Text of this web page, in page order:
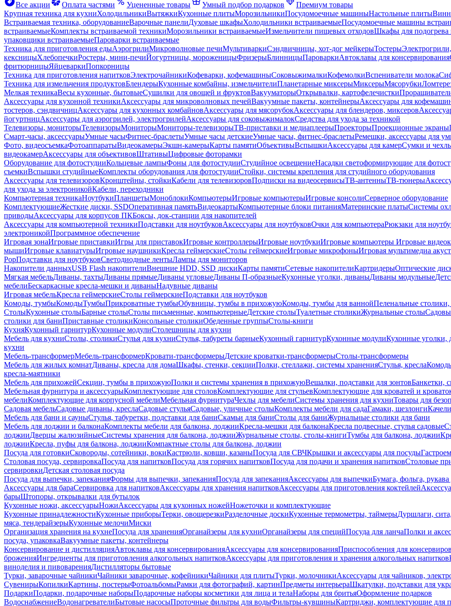
Все акции
Оплата частями Уцененные товары Умный подбор подарков
Премиум товары
Крупная техника для кухниХолодильникиВытяжкиКухонные плитыМорозильникиПосудомоечные машиныНастольные плиты
Встраиваемая техника, оборудованиеВарочные панелиДуховые шкафыХолодильники встраиваемыеПосудомоечные машины
встраиваемыеКомплекты встраиваемой техникиМорозильники встраиваемыеИзмельчители пищевых отходовШкафы для подогрева
упаковщики встраиваемыеПароварки встраиваемые
Техника для приготовления едыАэрогрилиМикроволновые печиМультиваркиСэндвичницы, хот-дог мейкерыТостеры
кексницыХлебопечкиРостеры, мини-печиЙогуртницы, мороженицыФризерыБлинницыПароваркиАвтоклавы для консервирования
фритюрницыЯйцеваркиПопкорницы
Техника для приготовления напитковЭлектрочайникиКофеварки, кофемашиныСоковыжималкиКофемолкиВспениватели молока
Техника для измельчения продуктовБлендерыКухонные комбайны, измельчителиПланетарные миксерыМиксерыМясорубки
Мелкая техникаВесы кухонные, бытовыеСушилки для овощей и фруктовВакууматорыОткрывалки, картофелечистки
Аксессуары для кухонной техникиАксессуары для микроволновых печейВакуумные пакеты, контейнерыАксессуары для
тостеров, сэндвичницАксессуары для кухонных комбайновАксессуары для мясорубокАксессуары для блендеров, миксеров
йогуртницАксессуары для аэрогрилей, электрогрилейАксессуары для соковыжималокСредства для ухода за техникой
Телевизоры, мониторыТелевизорыМониторыМониторы-телевизорыТВ-приставки и медиаплеерыПроекторыПроекционные экраны
Смарт-часы, аксессуарыУмные часыФитнес-браслетыУмные часы детскиеУмные часы, фитнес-браслетыРемешки, аксессуары для
Фото, видеосъемкаФотоаппаратыВидеокамерыЭкшн-камерыКарты памятиОбъективыВспышкиАксессуары для камерСумки и
видеокамерАксессуары для объективовШтативыЦифровые фоторамки
Оборудование для фотостудииКольцевые лампыФоны для фотостудииСтудийное освещениеНасадки светоформирующие для
съемкиВспышки студийныеКомплекты оборудования для фотостудииСтойки, системы крепления для студийного оборудования
Аксессуары для телевизоровКронштейны, стойкиКабели для телевизоровПодписки на видеосервисыТВ-антенныТВ-тюнеры
для ухода за электроникойКабели, переходники
Компьютерная техникаНоутбукиПланшетыМоноблокиКомпьютерыИгровые компьютерыИгровые консолиСерверное оборудование
КомплектующиеЖесткие диски, SSDОперативная памятьВидеокартыКомпьютерные блоки питанияМатеринские платыСистемы
приводыАксессуары для корпусов ПКБоксы, док-станции для накопителей
Аксессуары для компьютерной техникиПодставки для ноутбуковАксессуары для ноутбуковОчки для компьютераРюкзаки для
электроникойПрограммное обеспечение
Игровая зонаИгровые приставкиИгры для приставокИгровые контроллерыИгровые ноутбукиИгровые компьютеры Игровые
мышиИгровые клавиатурыИгровые наушникиКресла геймерскиеСтолы геймерскиеИгровые микрофоныИгровая мультимедиа
PopПодставки для ноутбуковСветодиодные лентыЛампы для мониторов
Накопители данныхUSB Flash накопителиВнешние HDD, SSD дискиКарты памятиСетевые накопителиКартридерыОптические
Мягкая мебельДиваны, тахтыДиваны прямыеДиваны угловыеДиваны П-образныеКухонные уголки, диваныДиваны модульные
мебелиБескаркасные кресла-мешки и диваныНадувные диваны
Игровая мебельКресла геймерскиеСтолы геймерскиеПодставки для ноутбуков
Комоды, тумбыКомодыТумбыПрикроватные тумбыОбувницы, тумбы в прихожуюКомоды, тумбы для ваннойПеленальные
СтолыКухонные столыБарные столыСтолы письменные, компьютерныеДетские столыТуалетные столикиЖурнальные столы
столики для баниПриставные столикиКонсольные столикиОбеденные группыСтолы-книги
КухняКухонный гарнитурКухонные модулиСтолешницы для кухни
Мебель для кухниСтолы, столикиСтулья для кухниСтулья, табуреты барныеКухонный гарнитурКухонные модулиКухонные уголки,
кухни
Мебель-трансформерМебель-трансформерКровати-трансформерыДетские кроватки-трансформерыСтолы-трансформеры
Мебель для жилых комнатДиваны, кресла для домаШкафы, стенки, секцииПолки, стеллажи, системы храненияСтулья, кресла
кресла-маятники
Мебель для прихожейСекции, тумбы в прихожуюПолки и системы хранения в прихожуюВешалки, подставки для зонтовБанкетки,
Мебельная фурнитура и аксессуарыКомплектующие для столовКомплектующие для стульевКомплектующие для кроватей и
мебелиКомплектующие для корпусной мебелиМебельная фурнитураЧехлы для мебелиСистемы хранения для кухниТовары для
Садовая мебельСадовые диваны, креслаСадовые стульяСадовые, уличные столыКомплекты мебели для садаГамаки, шезлонги
Мебель для бани и сауныСтулья, табуретки, подставки для баниСкамьи для баниСтолы для баниЖурнальные столики для бани
Мебель для лоджии и балконаКомплекты мебели для балкона, лоджииКресла-мешки для балконаКресла подвесные, стулья садовые
лоджииДверцы жалюзийныеСистемы хранения для балкона, лоджииЖурнальные столы, столы-книгиТумбы для балкона, лоджии
лоджииКресла, пуфы для балкона, лоджииКомпактные столы для балкона, лоджии
Посуда для готовкиСковороды, сотейники, вокиКастрюли, ковши, казаныПосуда для СВЧКрышки и аксессуары для посуды
Столовая посуда, сервировкаПосуда для напитковПосуда для горячих напитковПосуда для подачи и хранения напитковСтоловые
сервировкиДетская столовая посуда
Посуда для выпечки, запеканияФормы для выпечки, запеканияПосуда для запеканияАксессуары для выпечкиБумага, фольга,
Аксессуары для бараСервировка для напитковАксессуары для хранения напитковАксессуары для приготовления коктейлей
барыШтопоры, открывалки для бутылок
Кухонные ножи, аксессуарыНожиАксессуары для кухонных ножейНожеточки и комплектующие
Кухонные принадлежностиКухонные приборыТерки, овощерезкиРазделочные доскиКухонные термометры, таймерыДуршлаги,
мяса, тендерайзерыКухонные мелочиМиски
Организация хранения на кухнеПосуда для храненияОрганайзеры для кухниОрганайзеры для специйПосуда для ланчаПолки и
посуда, упаковкаВакуумные пакеты, контейнеры
Консервирование и дистилляцияАвтоклавы для консервированияАксессуары для консервированияПриспособления для
броженияИнгредиенты для приготовления алкогольных напитковАксессуары для приготовления и хранения алкогольных напитков
виноделия и пивоваренияДистилляторы бытовые
Турки, заварочные чайникиЧайники заварочные, кофейникиЧайники для плитыТурки, молочникиАксессуары для чайников,
СувенирыКопилкиКартины, постерыФотоальбомыРамки для фотографий, картинПредметы интерьераШкатулки, подставки для
ПодаркиПодарки, подарочные наборыПодарочные наборы косметики для лица и телаНаборы для бритьяОформление подарков
ВодоснабжениеВодонагревателиБытовые насосыПроточные фильтры для водыФильтры-кувшиныКартриджи, комплектующие для